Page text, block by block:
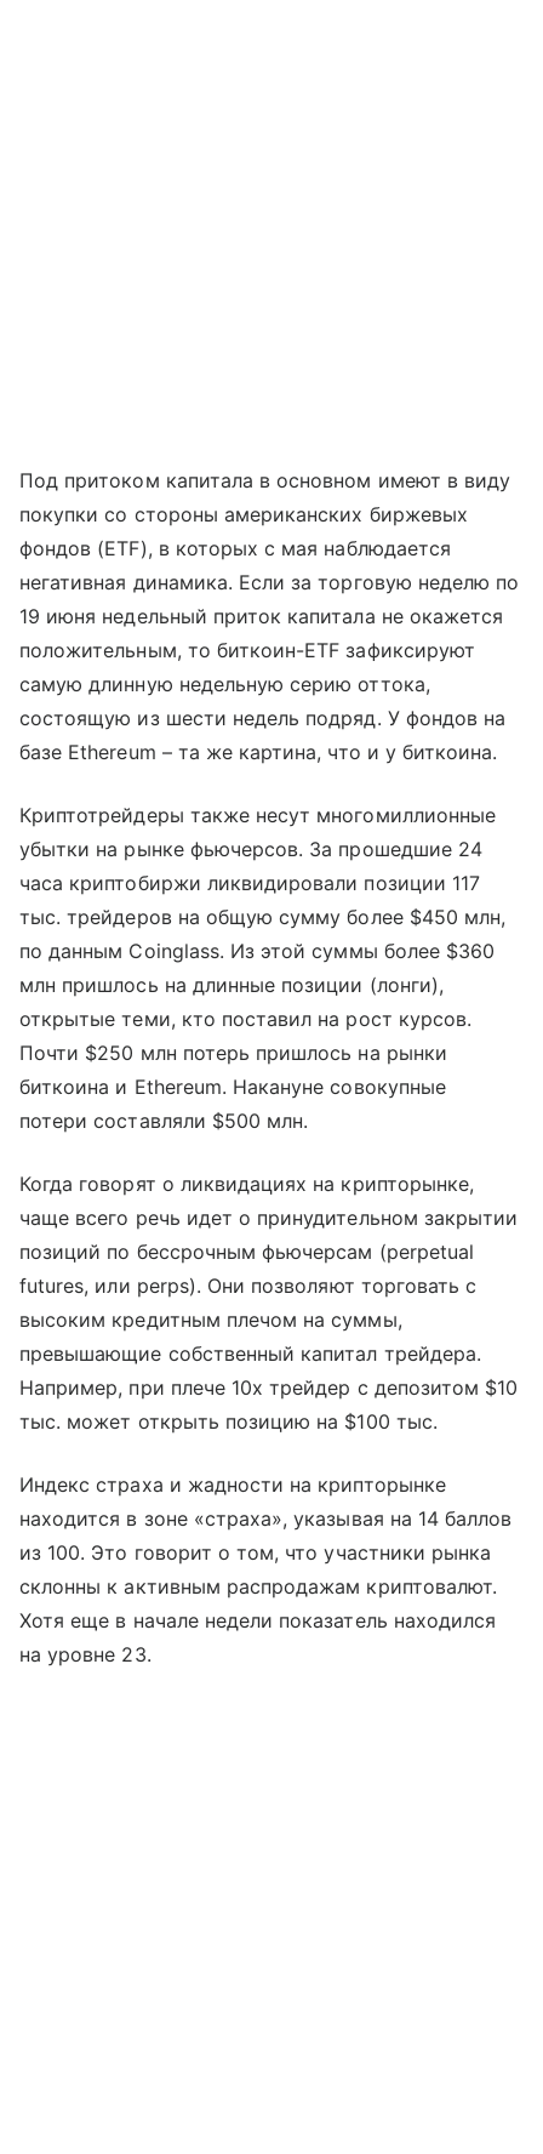
Под притоком капитала в основном имеют в виду
покупки со стороны американских биржевых
фондов (ETF), в которых с мая наблюдается
негативная динамика. Если за торговую неделю по
19 июня недельный приток капитала не окажется
положительным, то биткоин-ETF зафиксируют
самую длинную недельную серию оттока,
состоящую из шести недель подряд. У фондов на
базе Ethereum – та же картина, что и у биткоина.
Криптотрейдеры также несут многомиллионные
убытки на рынке фьючерсов. За прошедшие 24
часа криптобиржи ликвидировали позиции 117
тыс. трейдеров на общую сумму более $450 млн,
по данным Coinglass. Из этой суммы более $360
млн пришлось на длинные позиции (лонги),
открытые теми, кто поставил на рост курсов.
Почти $250 млн потерь пришлось на рынки
биткоина и Ethereum. Накануне совокупные
потери составляли $500 млн.
Когда говорят о ликвидациях на крипторынке,
чаще всего речь идет о принудительном закрытии
позиций по бессрочным фьючерсам (perpetual
futures, или perps). Они позволяют торговать с
высоким кредитным плечом на суммы,
превышающие собственный капитал трейдера.
Например, при плече 10x трейдер с депозитом $10
тыс. может открыть позицию на $100 тыс.
Индекс страха и жадности на крипторынке
находится в зоне «страха», указывая на 14 баллов
из 100. Это говорит о том, что участники рынка
склонны к активным распродажам криптовалют.
Хотя еще в начале недели показатель находился
на уровне 23.